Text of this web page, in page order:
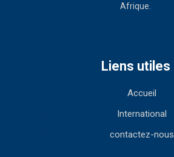
Afrique.
Liens utiles
Accueil
International
contactez-nous